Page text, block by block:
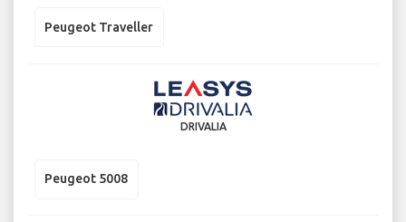
Peugeot Traveller
DRIVALIA
Peugeot 5008